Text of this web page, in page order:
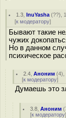
1.3 ,InuYasha (??),
[к модератору]
Бывают такие
чужих
Но в данном
психическое
2.4 ,Аноним (4),
[к модератору]
Думаешь это
3.8 ,Аноним (
[к модератору]